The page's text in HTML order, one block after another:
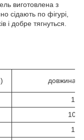
виготовлена з
сідають по фігурі,
і добре тягнуться.
довжина
101
102